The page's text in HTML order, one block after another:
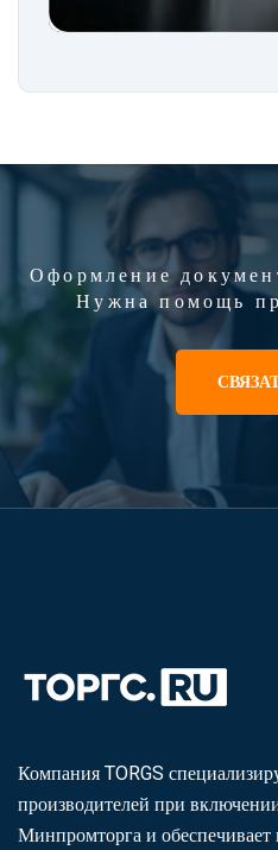
Оформление
Нужна помощь
Компания TORGS
производителей при
Минпромторга и